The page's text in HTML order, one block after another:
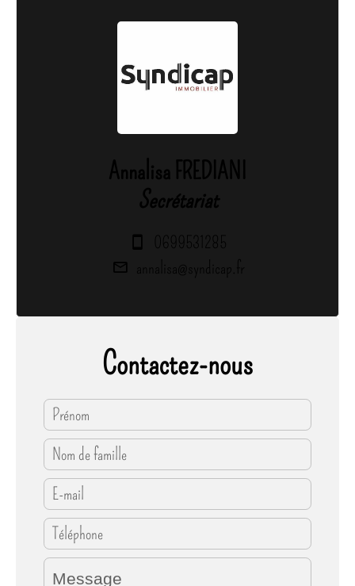
Annalisa FREDIANI
Secrétariat
0699531285
annalisa@syndicap.fr
Contactez-nous